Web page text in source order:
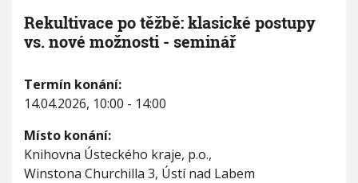
t
B
E
Č
K
Á
N
A
V
A
E
Rekultivace po těžbě: klasické postupy
vs. nové možnosti - seminář
R
e
k
u
l
t
i
Termín konání:
14.04.2026, 10:00 - 14:00
Místo konání:
Knihovna Ústeckého kraje, p.o.,
Winstona Churchilla 3, Ústí nad Labem